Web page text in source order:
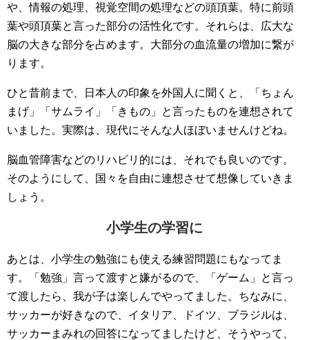
や、情報の処理、視覚空間の処理などの頭頂葉。特に前頭
葉や頭頂葉と言った部分の活性化です。それらは、広大な
脳の大きな部分を占めます。大部分の血流量の増加に繋が
ります。
ひと昔前まで、日本人の印象を外国人に聞くと、「ちょん
まげ」「サムライ」「きもの」と言ったものを連想されて
いました。実際は、現代にそんな人ほぼいませんけどね。
脳血管障害などのリハビリ的には、それでも良いのです。
そのようにして、国々を自由に連想させて想像していきま
しょう。
小学生の学習に
あとは、小学生の勉強にも使える練習問題にもなってま
す。「勉強」言って渡すと嫌がるので、「ゲーム」と言っ
て渡したら、我が子は楽しんでやってました。ちなみに、
サッカーが好きなので、イタリア、ドイツ、ブラジルは、
サッカーまみれの回答になってましたけど、そうやって、